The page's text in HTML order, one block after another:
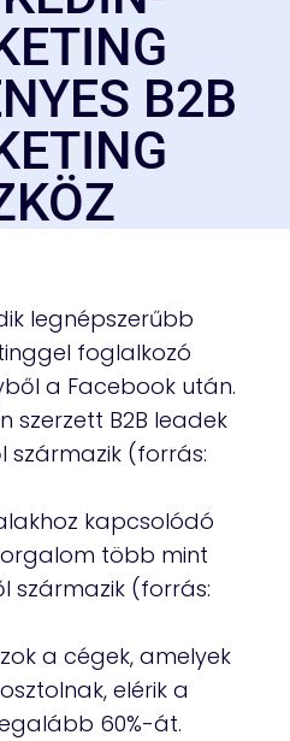
B2B
legnépszerűbb
foglalkozó
a Facebook után.
szerzett B2B leadek
származik (forrás:
kapcsolódó
több mint
származik (forrás:
a cégek, amelyek
elérik a
60%-át.